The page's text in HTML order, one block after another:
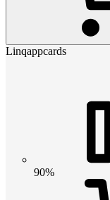
Linqappcards
90%